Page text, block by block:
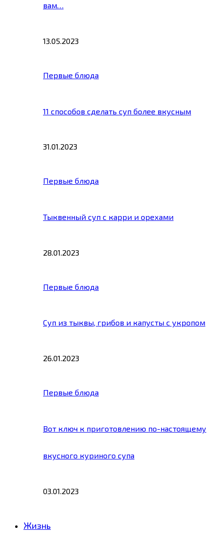
вам…
13.05.2023
Первые блюда
11 способов сделать суп более вкусным
31.01.2023
Первые блюда
Тыквенный суп с карри и орехами
28.01.2023
Первые блюда
Суп из тыквы, грибов и капусты с укропом
26.01.2023
Первые блюда
Вот ключ к приготовлению по-настоящему
вкусного куриного супа
03.01.2023
Жизнь